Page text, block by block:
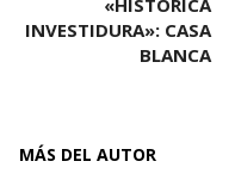
«HISTÓRICA
INVESTIDURA»: CASA
BLANCA
MÁS DEL AUTOR